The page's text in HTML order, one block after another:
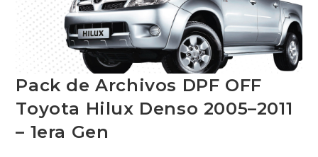
Pack de Archivos DPF OFF
Toyota Hilux Denso 2005–2011
– 1era Gen